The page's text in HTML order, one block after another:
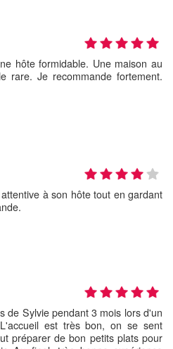
hôte formidable. Une maison au
rare. Je recommande fortement.
à son hôte tout en gardant
de Sylvie pendant 3 mois lors d'un
est très bon, on se sent
préparer de bon petits plats pour